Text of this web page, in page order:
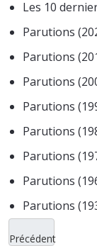
Les 10
Parutions
Parutions
Parutions
Parutions
Parutions
Parutions
Parutions
Parutions
Précédent